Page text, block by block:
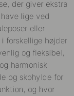
der giver ekstra
lige ved
eller
forskellige højder
og fleksibel,
harmonisk
og skohylde for
og hvor